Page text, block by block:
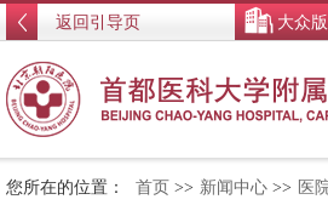
返回引导页 大众版
您所在的位置： 首页 >> 新闻中心 >> 医